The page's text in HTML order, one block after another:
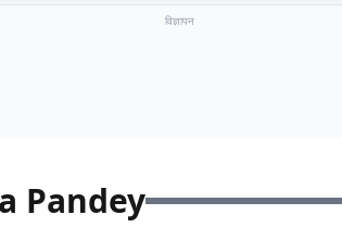
विज्ञापन
Pandey